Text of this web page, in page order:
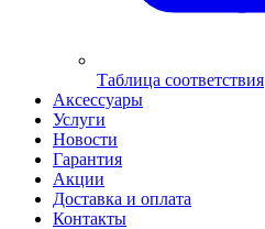
Таблица соответствия
Аксессуары
Услуги
Новости
Гарантия
Акции
Доставка и оплата
Контакты